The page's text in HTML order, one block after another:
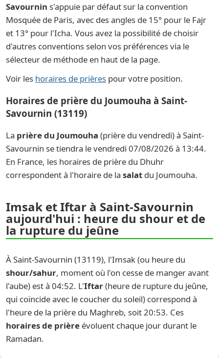
Savournin s'appuie par défaut sur la convention
Mosquée de Paris, avec des angles de 15° pour le Fajr
et 13° pour l'Icha. Vous avez la possibilité de choisir
d'autres conventions selon vos préférences via le
sélecteur de méthode en haut de la page.
Voir les horaires de prières pour votre position.
Horaires de prière du Joumouha à Saint-
Savournin (13119)
La prière du Joumouha (prière du vendredi) à Saint-
Savournin se tiendra le vendredi 07/08/2026 à 13:44.
En France, les horaires de prière du Dhuhr
correspondent à l'horaire de la salat du Joumouha.
Imsak et Iftar à Saint-Savournin
aujourd'hui : heure du shour et de
la rupture du jeûne
À Saint-Savournin (13119), l'Imsak (ou heure du
shour/sahur, moment où l'on cesse de manger avant
l'aube) est à 04:52. L'Iftar(heure de rupture du jeûne,
qui coïncide avec le coucher du soleil) correspond à
l'heure de la prière du Maghreb, soit 20:53. Ces
horaires de prière évoluent chaque jour durant le
Ramadan.